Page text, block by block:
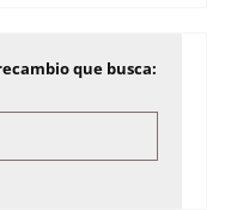
que busca: